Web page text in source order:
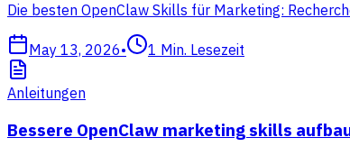
Die besten OpenClaw Skills für Marketing:
May 13, 2026• 1 Min. Lesezeit
Anleitungen
Bessere OpenClaw marketing skills